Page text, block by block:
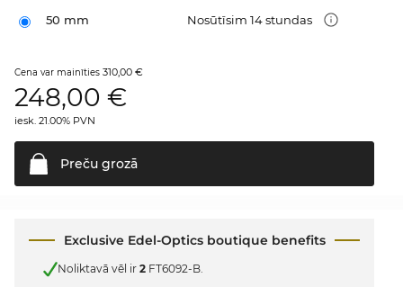
50 mm Nosūtīsim 14 stundas
Cena var mainīties 310,00 €
248,00 €
iesk. 21.00% PVN
Preču grozā
Exclusive Edel-Optics boutique benefits
Noliktavā vēl ir 2 FT6092-B.